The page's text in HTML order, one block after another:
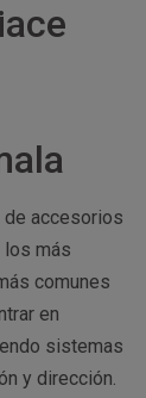
de accesorios
los más
comunes
en
sistemas
y dirección.